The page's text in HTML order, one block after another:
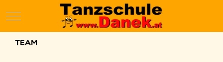
Mobile Menu Toggle
Team